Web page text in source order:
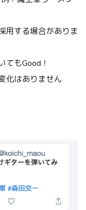
用する場合がありま
てもGood！
化はありません